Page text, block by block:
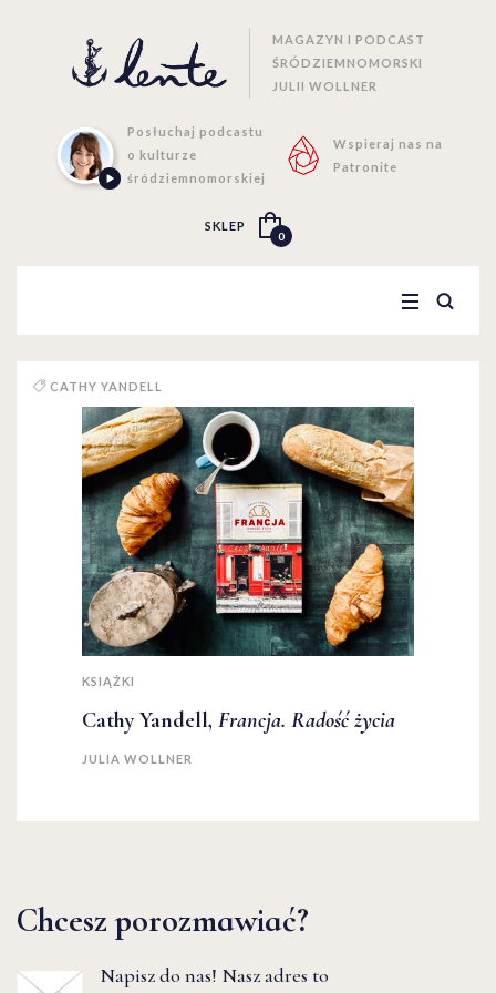
MAGAZYN I PODCAST
ŚRÓDZIEMNOMORSKI
JULII WOLLNER
Posłuchaj podcastu
o kulturze
śródziemnomorskiej
Wspieraj nas na
Patronite
SKLEP
0
CATHY YANDELL
KSIĄŻKI
Cathy Yandell, Francja. Radość życia
JULIA WOLLNER
Chcesz porozmawiać?
Napisz do nas! Nasz adres to